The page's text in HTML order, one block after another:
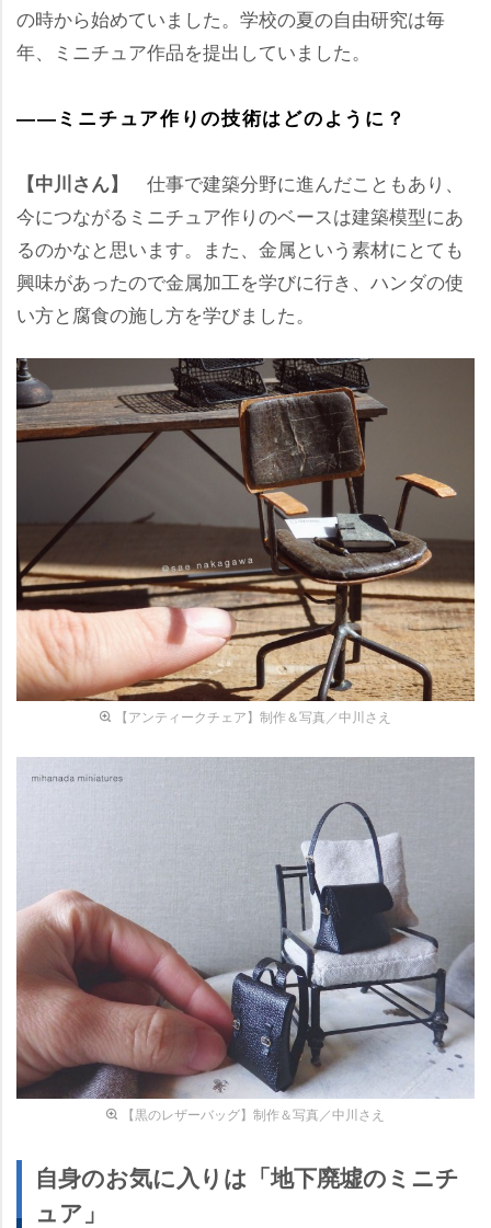
の時から始めていました。学校の夏の自由研究は毎
年、ミニチュア作品を提出していました。
――ミニチュア作りの技術はどのように？
【中川さん】
仕事で建築分野に進んだこともあり、
今につながるミニチュア作りのベースは建築模型にあ
るのかなと思います。また、金属という素材にとても
興味があったので金属加工を学びに行き、ハンダの使
い方と腐食の施し方を学びました。
【アンティークチェア】制作＆写真／中川さえ
【黒のレザーバッグ】制作＆写真／中川さえ
自身のお気に入りは「地下廃墟のミニチ
ュア」